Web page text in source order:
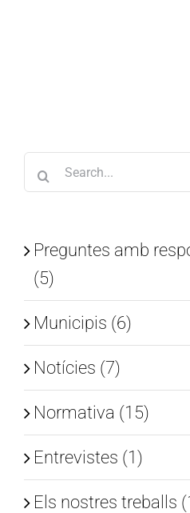
Search
for:
Preguntes amb
(5)
Municipis (6)
Notícies (7)
Normativa (15)
Entrevistes (1)
Els nostres treballs